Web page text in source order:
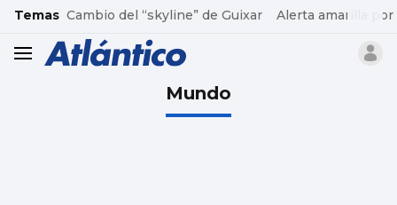
common.go-to-content
Temas Cambio del “skyline” de Guixar Alerta amarilla por
header.menu.open
Mundo